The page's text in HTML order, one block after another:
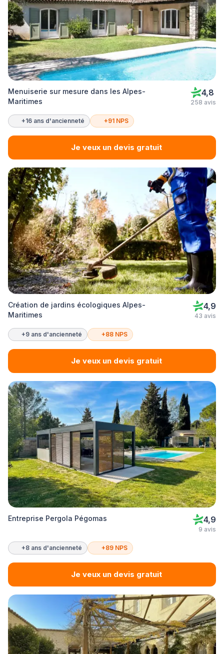
Menuiserie sur mesure dans les Alpes-
Maritimes
4,8
258 avis
+16 ans d'ancienneté +91 NPS
Je veux un devis gratuit
Création de jardins écologiques Alpes-
Maritimes
4,9
43 avis
+9 ans d'ancienneté +88 NPS
Je veux un devis gratuit
Entreprise Pergola Pégomas 4,9
9 avis
+8 ans d'ancienneté +89 NPS
Je veux un devis gratuit